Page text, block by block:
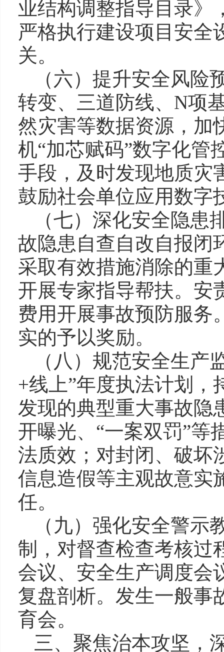
业结构调整指导目录》
严格执行建设项目安全
关。
（六）提升安全风险
转变、三道防线、N项
然灾害等数据资源，加
机“加芯赋码”数字化管
手段，及时发现地质灾
鼓励社会单位应用数字
（七）深化安全隐
故隐患自查自改自报闭
采取有效措施消除的重
开展专家指导帮扶。安
费用开展事故预防服务
实的予以奖励。
（八）规范安全生产
+线上”年度执法计划，
发现的典型重大事故隐
开曝光、“一案双罚”等
法质效；对封闭、破坏
信息造假等主观故意实
任。
（九）强化安全警
制，对督查检查考核过
会议、安全生产调度会
复盘剖析。发生一般事
育会。
三、聚焦治本攻坚，